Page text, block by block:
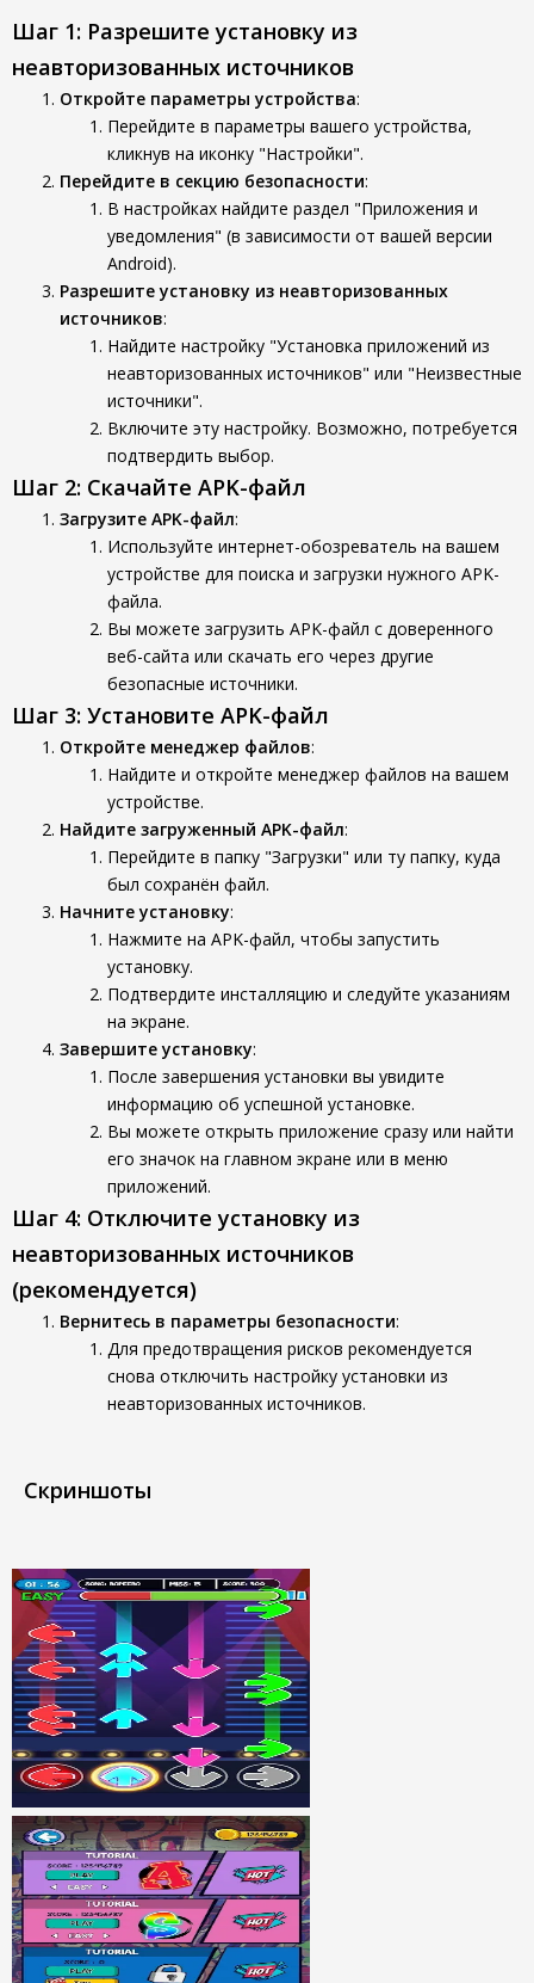
Шаг 1: Разрешите установку из
неавторизованных источников
Откройте параметры устройства:
Перейдите в параметры вашего устройства,
кликнув на иконку "Настройки".
Перейдите в секцию безопасности:
В настройках найдите раздел "Приложения и
уведомления" (в зависимости от вашей версии
Android).
Разрешите установку из неавторизованных
источников:
Найдите настройку "Установка приложений из
неавторизованных источников" или "Неизвестные
источники".
Включите эту настройку. Возможно, потребуется
подтвердить выбор.
Шаг 2: Скачайте APK-файл
Загрузите APK-файл:
Используйте интернет-обозреватель на вашем
устройстве для поиска и загрузки нужного APK-
файла.
Вы можете загрузить APK-файл с доверенного
веб-сайта или скачать его через другие
безопасные источники.
Шаг 3: Установите APK-файл
Откройте менеджер файлов:
Найдите и откройте менеджер файлов на вашем
устройстве.
Найдите загруженный APK-файл:
Перейдите в папку "Загрузки" или ту папку, куда
был сохранён файл.
Начните установку:
Нажмите на APK-файл, чтобы запустить
установку.
Подтвердите инсталляцию и следуйте указаниям
на экране.
Завершите установку:
После завершения установки вы увидите
информацию об успешной установке.
Вы можете открыть приложение сразу или найти
его значок на главном экране или в меню
приложений.
Шаг 4: Отключите установку из
неавторизованных источников
(рекомендуется)
Вернитесь в параметры безопасности:
Для предотвращения рисков рекомендуется
снова отключить настройку установки из
неавторизованных источников.
Скриншоты